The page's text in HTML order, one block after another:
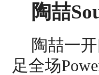
陶喆
陶喆一
足全场